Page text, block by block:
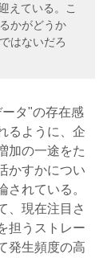
えている。こ
かがどうか
はないだろ
タ"の存在感
るように、企
加の一途をた
かすかについ
れている。
、現在注目さ
担うストレー
発生頻度の高